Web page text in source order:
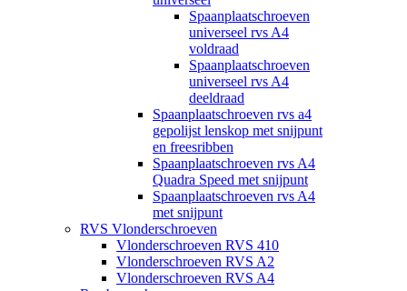
Spaanplaatschroeven
universeel rvs A4
voldraad
Spaanplaatschroeven
universeel rvs A4
deeldraad
Spaanplaatschroeven rvs a4
gepolijst lenskop met snijpunt
en freesribben
Spaanplaatschroeven rvs A4
Quadra Speed met snijpunt
Spaanplaatschroeven rvs A4
met snijpunt
RVS Vlonderschroeven
Vlonderschroeven RVS 410
Vlonderschroeven RVS A2
Vlonderschroeven RVS A4